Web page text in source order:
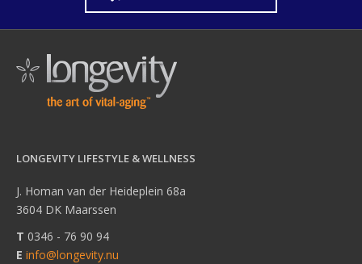
LONGEVITY LIFESTYLE & WELLNESS
J. Homan van der Heideplein 68a
3604 DK Maarssen
T 0346 - 76 90 94
E info@longevity.nu